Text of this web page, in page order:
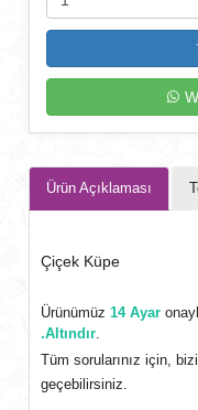
Ürün Açıklaması
Çiçek Küpe
Ürünümüz14 Ayar
.Altındır.
Tüm sorularınız için,
geçebilirsiniz.